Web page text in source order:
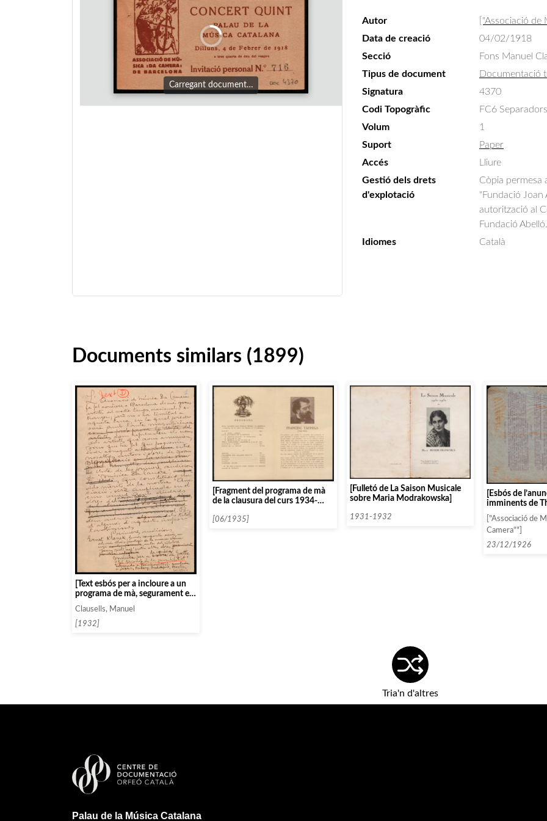
Carregant document…
Autor
["Associació de
Data de creació
04/02/1918
Secció
Fons Manuel
Tipus de document
Documentació
Signatura
4370
Codi Topogràfic
FC6
Volum
1
Suport
Paper
Accés
Lliure
Gestió dels drets
d'explotació
Còpia permesa
"Fundació Joan
autorització al
Fundació Abelló.
Idiomes
Català
Documents similars (1899)
[Text esbós per a incloure a un
programa de mà, segurament en
l’Associació]
Clausells, Manuel
[1932]
[Fragment del programa de mà
de la clausura del curs 1934-
[06/1935]
[Fulletó de La Saison Musicale
sobre Maria Modrakowska]
1931-1932
[Esbós de
imminents de
singers al Palau
Mercè a la festa
poesia dels
["Associació de
Camera""]
23/12/1926
Tria'n d'altres
Palau de la Música Catalana